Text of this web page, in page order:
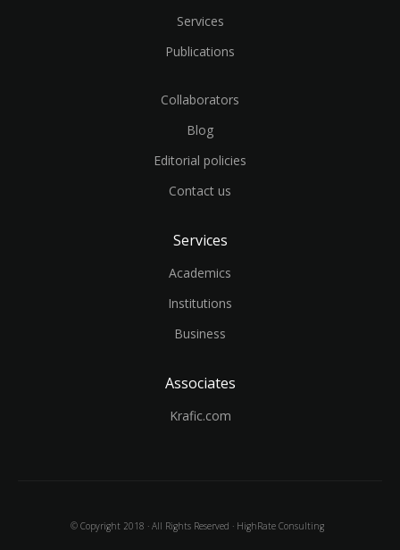
Services
Publications
Collaborators
Blog
Editorial policies
Contact us
Services
Academics
Institutions
Business
Associates
Krafic.com
© Copyright 2018 · All Rights Reserved · HighRate Consulting